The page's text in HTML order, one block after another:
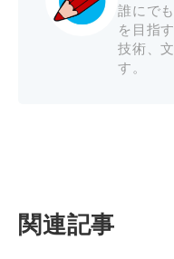
誰にで
を目指
技術、
す。
関連記事